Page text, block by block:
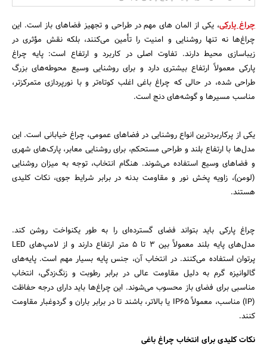
جستجو
چراغ پارکی، یکی از المان های مهم در طراحی و تجهیز فضاهای باز است. این
چراغ‌ها نه تنها روشنایی و امنیت را تأمین می‌کنند، بلکه نقش مؤثری در
زیباسازی محیط دارند. تفاوت اصلی در کاربرد و ارتفاع است: پایه چراغ
پارکی معمولاً ارتفاع بیشتری دارد و برای روشنایی وسیع محوطه‌های بزرگ
طراحی شده، در حالی که چراغ باغی اغلب کوتاه‌تر و با نورپردازی متمرکزتر،
مناسب مسیرها و گوشه‌های دنج است.
یکی از پرکاربردترین انواع روشنایی در فضاهای عمومی، چراغ خیابانی است. این
مدل‌ها با ارتفاع بلند و طراحی مستحکم، برای روشنایی معابر، پارک‌های شهری
و فضاهای وسیع استفاده می‌شوند. هنگام انتخاب، توجه به میزان روشنایی
(لومن)، زاویه پخش نور و مقاومت بدنه در برابر شرایط جوی، نکات کلیدی
هستند.
چراغ پارکی باید بتواند فضای گسترده‌ای را به طور یکنواخت روشن کند.
مدل‌های پایه بلند معمولاً بین ۳ تا ۵ متر ارتفاع دارند و از لامپ‌های LED
پرتوان استفاده می‌کنند. در انتخاب آن، جنس پایه بسیار مهم است. پایه‌های
گالوانیزه گرم به دلیل مقاومت عالی در برابر رطوبت و زنگ‌زدگی، انتخاب
مناسبی برای فضای باز محسوب می‌شوند. این چراغ‌ها باید دارای درجه حفاظت
(IP) مناسب، معمولاً IP65 یا بالاتر، باشند تا در برابر باران و گردوغبار مقاومت
کنند.
نکات کلیدی برای انتخاب چراغ باغی